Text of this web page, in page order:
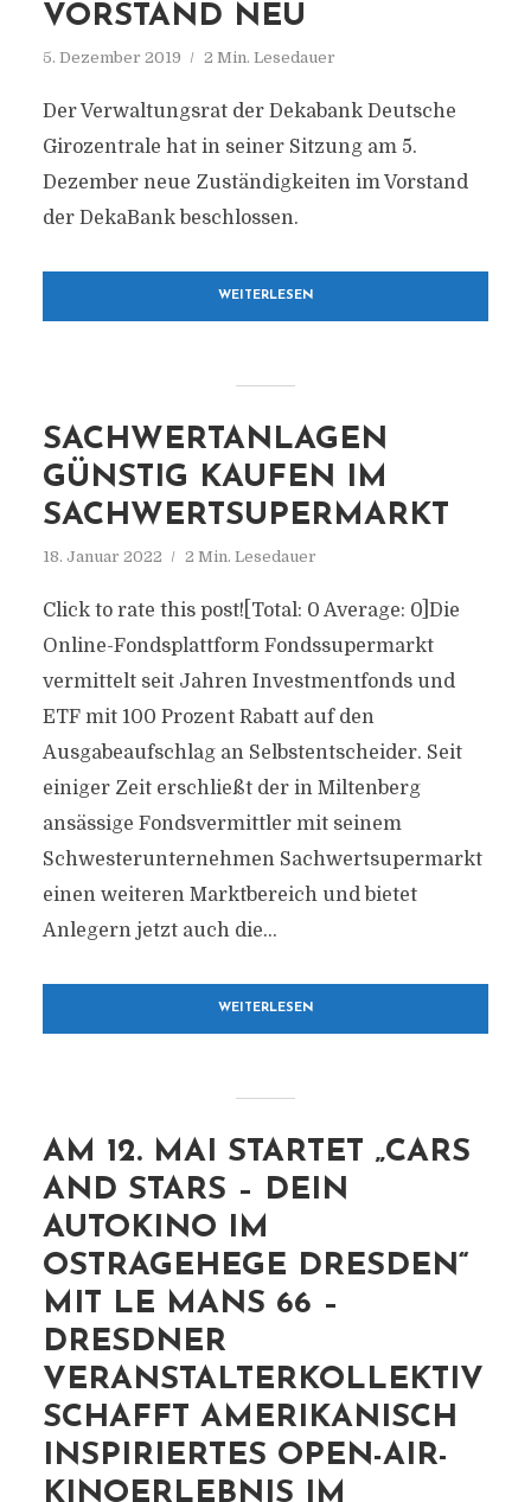
VORSTAND NEU
5. Dezember 2019 2 Min. Lesedauer
Der Verwaltungsrat der Dekabank Deutsche
Girozentrale hat in seiner Sitzung am 5.
Dezember neue Zuständigkeiten im Vorstand
der DekaBank beschlossen.
WEITERLESEN
SACHWERTANLAGEN
GÜNSTIG KAUFEN IM
SACHWERTSUPERMARKT
18. Januar 2022 2 Min. Lesedauer
Click to rate this post![Total: 0 Average: 0]Die
Online-Fondsplattform Fondssupermarkt
vermittelt seit Jahren Investmentfonds und
ETF mit 100 Prozent Rabatt auf den
Ausgabeaufschlag an Selbstentscheider. Seit
einiger Zeit erschließt der in Miltenberg
ansässige Fondsvermittler mit seinem
Schwesterunternehmen Sachwertsupermarkt
einen weiteren Marktbereich und bietet
Anlegern jetzt auch die...
WEITERLESEN
AM 12. MAI STARTET „CARS
AND STARS – DEIN
AUTOKINO IM
OSTRAGEHEGE DRESDEN“
MIT LE MANS 66 –
DRESDNER
VERANSTALTERKOLLEKTIV
SCHAFFT AMERIKANISCH
INSPIRIERTES OPEN-AIR-
KINOERLEBNIS IM